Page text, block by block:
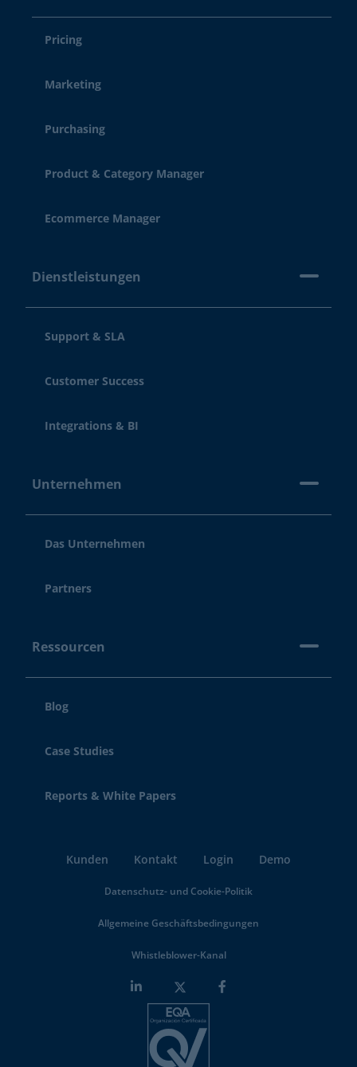
Pricing
Marketing
Purchasing
Product & Category Manager
Ecommerce Manager
Dienstleistungen
Support & SLA
Customer Success
Integrations & BI
Unternehmen
Das Unternehmen
Partners
Ressourcen
Blog
Case Studies
Reports & White Papers
Kunden Kontakt Login Demo
Datenschutz- und Cookie-Politik
Allgemeine Geschäftsbedingungen
Whistleblower-Kanal